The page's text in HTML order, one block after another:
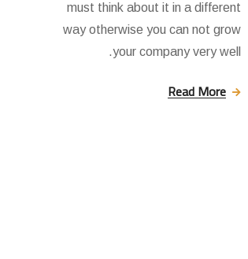
must think about it in a different
way otherwise you can not grow
your company very well.
Read More